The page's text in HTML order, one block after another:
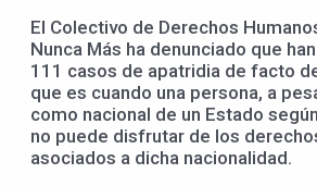
El Colectivo de Derechos
Nunca Más ha denunciado que
111 casos de apatridia de facto
que es cuando una persona, a
como nacional de un Estado
no puede disfrutar de los
asociados a dicha nacionalidad.